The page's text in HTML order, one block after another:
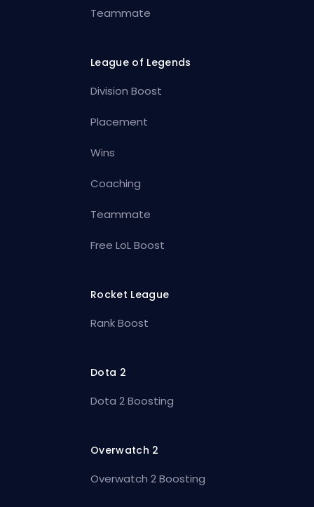
Teammate
League of Legends
Division Boost
Placement
Wins
Coaching
Teammate
Free LoL Boost
Rocket League
Rank Boost
Dota 2
Dota 2 Boosting
Overwatch 2
Overwatch 2 Boosting